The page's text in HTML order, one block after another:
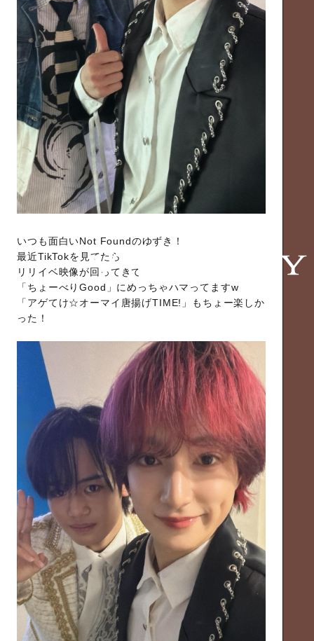
いつも面白いNot Foundのゆずき！
最近TikTokを見てたら
リリイベ映像が回ってきて
「ちょーべりGood」にめっちゃハマってますw
「アゲてけ☆オーマイ唐揚げTIME!」もちょー楽しか
った！